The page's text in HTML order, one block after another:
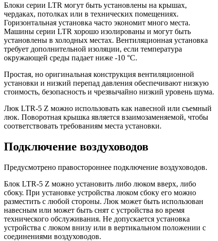
Блоки серии LTR могут быть установлены на крышах,
чердаках, потолках или в технических помещениях.
Горизонтальная установка часто экономит много места.
Машины серии LTR хорошо изолированы и могут быть
установлены в холодных местах. Вентиляционная установка
требует дополнительной изоляции, если температура
окружающей среды падает ниже -10 °C.
Простая, но оригинальная конструкция вентиляционной
установки и низкий перепад давления обеспечивают низкую
стоимость, безопасность и чрезвычайно низкий уровень шума.
Люк LTR-5 Z можно использовать как навесной или съемный
люк. Поворотная крышка является взаимозаменяемой, чтобы
соответствовать требованиям места установки.
Подключение воздуховодов
Предусмотрено правостороннее подключение воздуховодов.
Блок LTR-5 Z можно установить либо люком вверх, либо
сбоку. При установке устройства люком сбоку его можно
разместить с любой стороны. Люк может быть использован
навесным или может быть снят с устройства во время
технического обслуживания. Не допускается установка
устройства с люком внизу или в вертикальном положении с
соединениями воздуховодов.